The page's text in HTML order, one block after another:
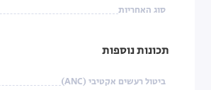
סוג האחריות
תכונות נוספות
ביטול רעשים אקטיבי (ANC)